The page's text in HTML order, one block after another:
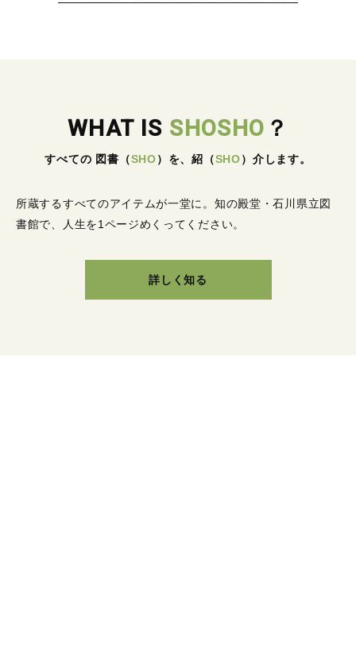
WHAT IS SHOSHO ？
すべての 図書 （SHO） を、紹 （SHO） 介します。
所蔵するすべてのアイテムが一堂に。 知の殿堂・石川県立図
書館で、人生を1ページめくってください。
詳しく知る